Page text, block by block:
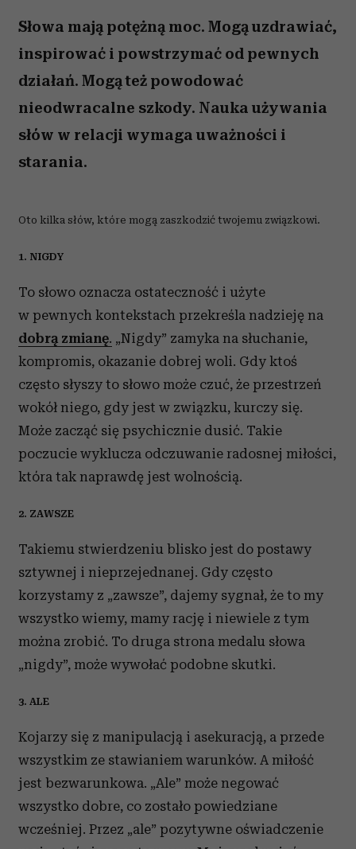
Słowa mają potężną moc. Mogą uzdrawiać,
inspirować i powstrzymać od pewnych
działań. Mogą też powodować
nieodwracalne szkody. Nauka używania
słów w relacji wymaga uważności i
starania.
Oto kilka słów, które mogą zaszkodzić twojemu związkowi.
1. NIGDY
To słowo oznacza ostateczność i użyte
w pewnych kontekstach przekreśla nadzieję na
dobrą zmianę. „Nigdy” zamyka na słuchanie,
kompromis, okazanie dobrej woli. Gdy ktoś
często słyszy to słowo może czuć, że przestrzeń
wokół niego, gdy jest w związku, kurczy się.
Może zacząć się psychicznie dusić. Takie
poczucie wyklucza odczuwanie radosnej miłości,
która tak naprawdę jest wolnością.
2. ZAWSZE
Takiemu stwierdzeniu blisko jest do postawy
sztywnej i nieprzejednanej. Gdy często
korzystamy z „zawsze”, dajemy sygnał, że to my
wszystko wiemy, mamy rację i niewiele z tym
można zrobić. To druga strona medalu słowa
„nigdy”, może wywołać podobne skutki.
3. ALE
Kojarzy się z manipulacją i asekuracją, a przede
wszystkim ze stawianiem warunków. A miłość
jest bezwarunkowa. „Ale” może negować
wszystko dobre, co zostało powiedziane
wcześniej. Przez „ale” pozytywne oświadczenie